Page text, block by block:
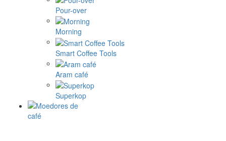
Pour-over
Morning
Smart Coffee Tools
Aram café
Superkop